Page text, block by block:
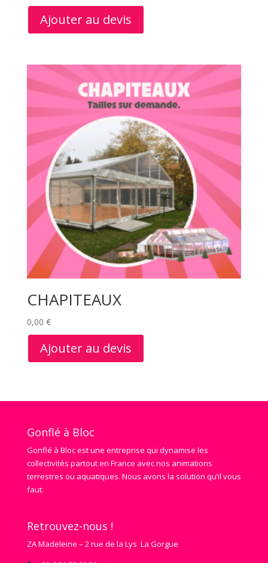
Ajouter au devis
CHAPITEAUX
0,00 €
Ajouter au devis
Gonflé à Bloc
Gonflé à Bloc est une entreprise qui dynamise les
collectivités partout en France avec nos animations
terrestres ou aquatiques. Nous avons la solution qu’il vous
faut.
Retrouvez-nous !
ZA Madeleine – 2 rue de la Lys La Gorgue